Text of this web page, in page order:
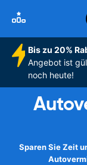
Bis zu 20%
Angebot ist
noch heute!
Sparen Sie Zeit